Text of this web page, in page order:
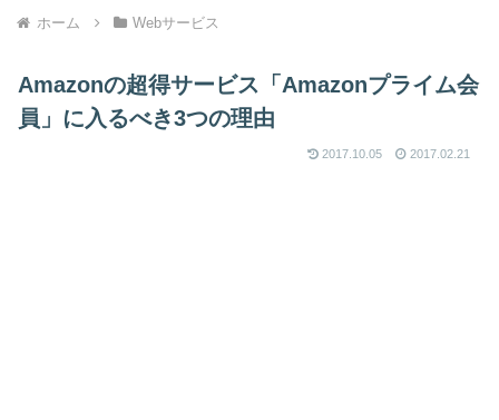
ホーム Webサービス
Amazonの超得サービス「Amazonプライム会
員」に入るべき3つの理由
2017.10.05 2017.02.21